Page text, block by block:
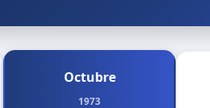
Octubre
1973